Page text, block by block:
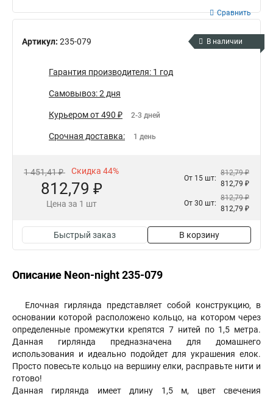
Артикул: 235-079
Сравнить
В наличии
Гарантия производителя: 1 год
Самовывоз: 2 дня
Курьером от 490 ₽ 2-3 дней
Срочная доставка: 1 день
1 451,41 ₽ Скидка 44%
812,79 ₽
Цена за 1 шт
От 15 шт:
812,79 ₽
812,79 ₽
От 30 шт:
812,79 ₽
812,79 ₽
Быстрый заказ В корзину
Описание Neon-night 235-079
Елочная гирлянда представляет собой конструкцию, в
основании которой расположено кольцо, на котором через
определенные промежутки крепятся 7 нитей по 1,5 метра.
Данная гирлянда предназначена для домашнего
использования и идеально подойдет для украшения елок.
Просто повесьте кольцо на вершину елки, расправьте нити и
готово!
Данная гирлянда имеет длину 1,5 м, цвет свечения